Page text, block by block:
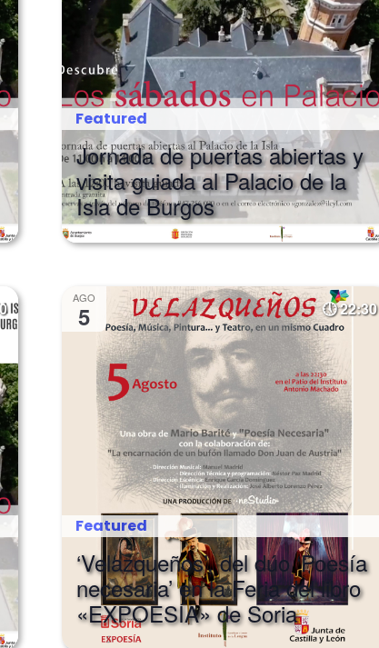
Featured
Jornada de puertas abiertas y
visita guiada al Palacio de la
Isla de Burgos
AGO
5 22:30
Featured
‘Velazqueños’, del dúo ‘Poesía
necesaria’ en la Feria del libro
«EXPOESÍA» de Soria